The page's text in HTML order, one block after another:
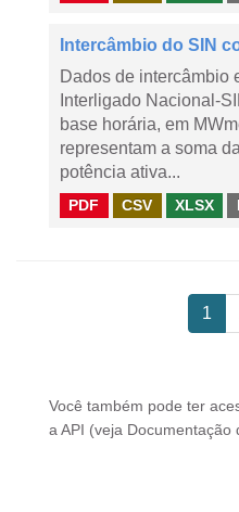
Intercâmbio do SIN
Dados de intercâmbio
Interligado Nacional-
base horária, em
representam a soma
potência ativa...
PDF CSV XLSX
1
Você também pode ter
a API (veja Documentação